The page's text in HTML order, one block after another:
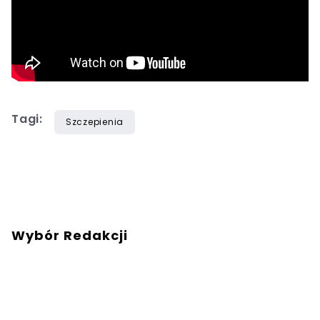
Tagi: Szczepienia
Wybór Redakcji